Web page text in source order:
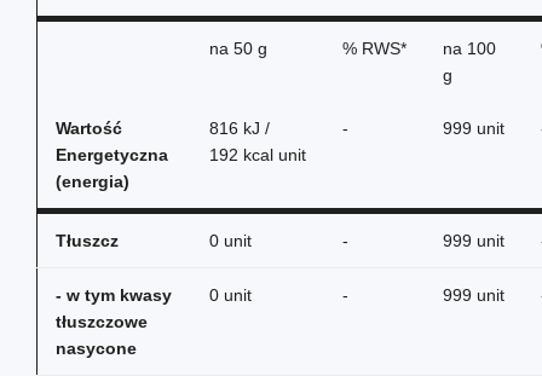
na 50 g % RWS* na 100
g
Wartość
Energetyczna
(energia)
816 kJ /
192 kcal unit
- 999 unit
Tłuszcz 0 unit - 999 unit
- w tym kwasy
tłuszczowe
nasycone
0 unit - 999 unit